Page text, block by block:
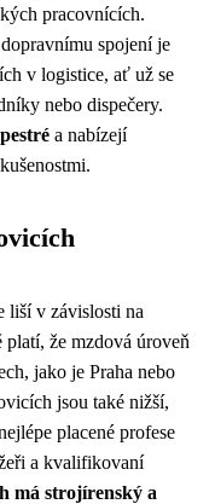
pracovnících.
spojení je
v logistice, ať už se
nebo dispečery.
pestré a nabízejí
liší v závislosti na
že mzdová úroveň
jako je Praha nebo
jsou také nižší,
placené profese
a kvalifikovaní
má strojírenský a